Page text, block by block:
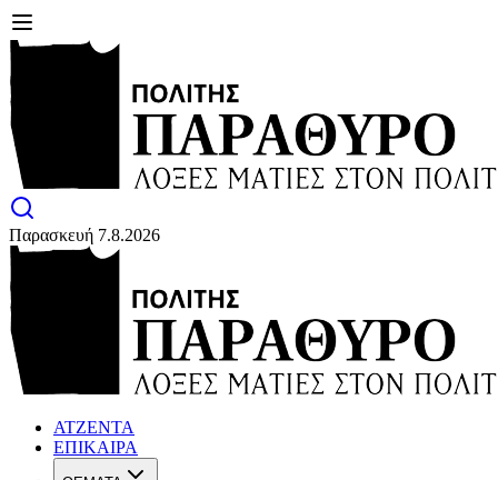
Παρασκευή 7.8.2026
ΑΤΖΕΝΤΑ
ΕΠΙΚΑΙΡΑ